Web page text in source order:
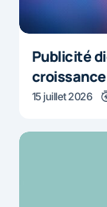
Publicité
15 juillet 2026